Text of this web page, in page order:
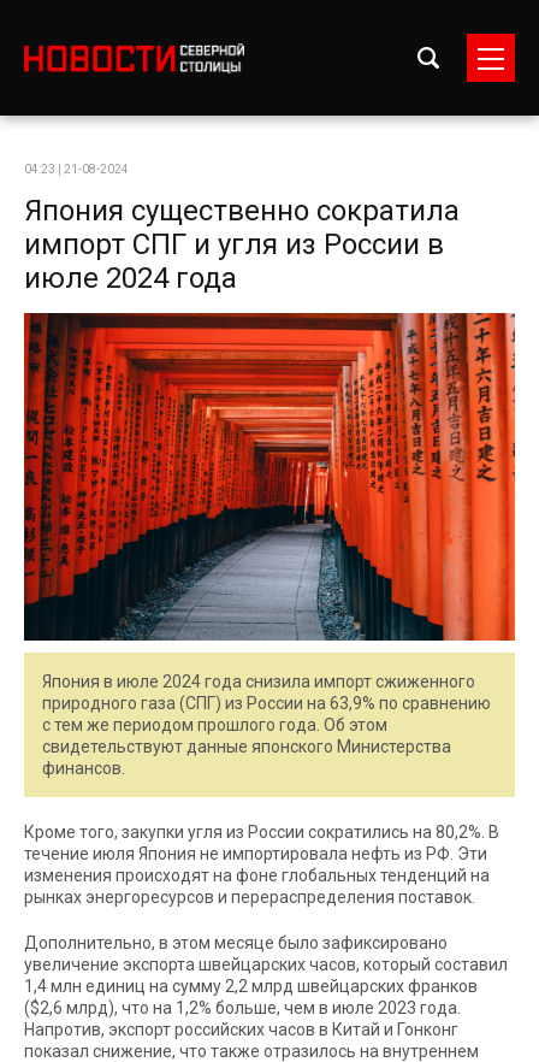
04:23 | 21-08-2024
Япония существенно сократила
импорт СПГ и угля из России в
июле 2024 года
Япония в июле 2024 года снизила импорт сжиженного
природного газа (СПГ) из России на 63,9% по сравнению
с тем же периодом прошлого года. Об этом
свидетельствуют данные японского Министерства
финансов.
Кроме того, закупки угля из России сократились на 80,2%. В
течение июля Япония не импортировала нефть из РФ. Эти
изменения происходят на фоне глобальных тенденций на
рынках энергоресурсов и перераспределения поставок.
Дополнительно, в этом месяце было зафиксировано
увеличение экспорта швейцарских часов, который составил
1,4 млн единиц на сумму 2,2 млрд швейцарских франков
($2,6 млрд), что на 1,2% больше, чем в июле 2023 года.
Напротив, экспорт российских часов в Китай и Гонконг
показал снижение, что также отразилось на внутреннем